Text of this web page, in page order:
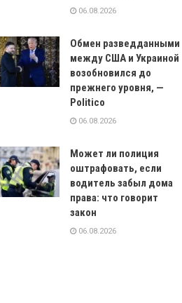
06.08.2026
Обмен разведданными
между США и Украиной
возобновился до
прежнего уровня, —
Politico
06.08.2026
Может ли полиция
оштрафовать, если
водитель забыл дома
права: что говорит
закон
06.08.2026